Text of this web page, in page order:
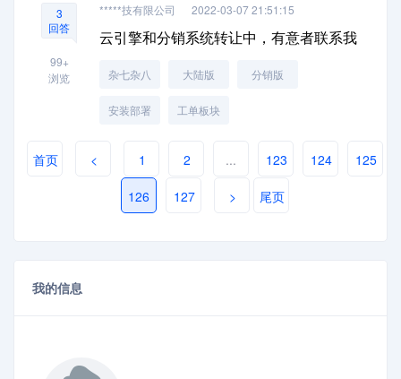
3
回答
99+
浏览
*****技有限公司 2022-03-07 21:51:15
云引擎和分销系统转让中，有意者联系我
杂七杂八 大陆版 分销版
安装部署 工单板块
首页 < 1 2 ... 123 124 125
126 127 > 尾页
我的信息